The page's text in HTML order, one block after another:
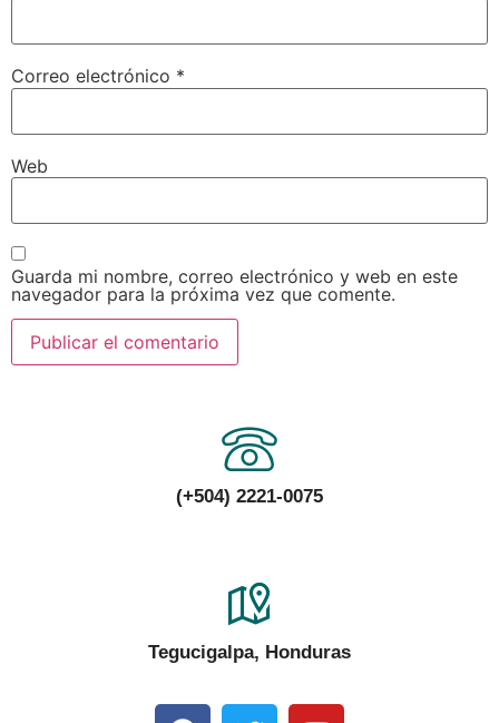
Correo electrónico *
Web
Guarda mi nombre, correo electrónico y web en este
navegador para la próxima vez que comente.
(+504) 2221-0075
Tegucigalpa, Honduras